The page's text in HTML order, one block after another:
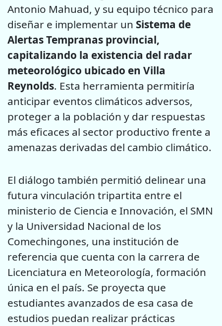
Antonio Mahuad, y su equipo técnico para
diseñar e implementar un Sistema de
Alertas Tempranas provincial,
capitalizando la existencia del radar
meteorológico ubicado en Villa
Reynolds. Esta herramienta permitiría
anticipar eventos climáticos adversos,
proteger a la población y dar respuestas
más eficaces al sector productivo frente a
amenazas derivadas del cambio climático.
El diálogo también permitió delinear una
futura vinculación tripartita entre el
ministerio de Ciencia e Innovación, el SMN
y la Universidad Nacional de los
Comechingones, una institución de
referencia que cuenta con la carrera de
Licenciatura en Meteorología, formación
única en el país. Se proyecta que
estudiantes avanzados de esa casa de
estudios puedan realizar prácticas